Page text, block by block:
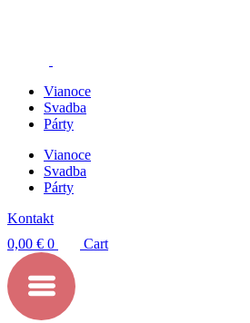
Vianoce
Svadba
Párty
Vianoce
Svadba
Párty
Kontakt
0,00 € 0 Cart